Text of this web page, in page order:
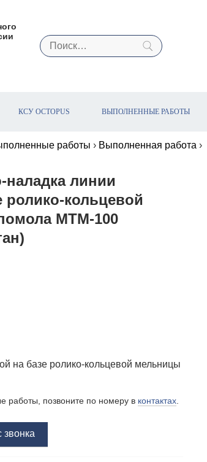
Н
а
:
КСУ OCTOPUS ВЫПОЛНЕННЫЕ РАБОТЫ
работы › Выполненная работа ›
линии
кольцевой
МТМ-100
на базе ролико-кольцевой мельницы
работы, позвоните по номеру в контактах
звонка